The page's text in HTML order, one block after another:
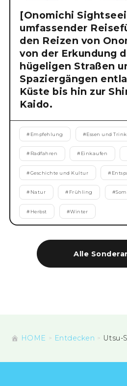
Alle
[Onomichi
umfassender
den Reizen von
von der Erkundung
hügeligen Straßen
Spaziergängen
Küste bis hin zur
Kaido.
# Empfehlung #Essen und
# Radfahren # Einkaufen
#Geschichte und Kultur #
# Natur # Frühling #
# Herbst #Winter
HOME Entdecken Utsu-